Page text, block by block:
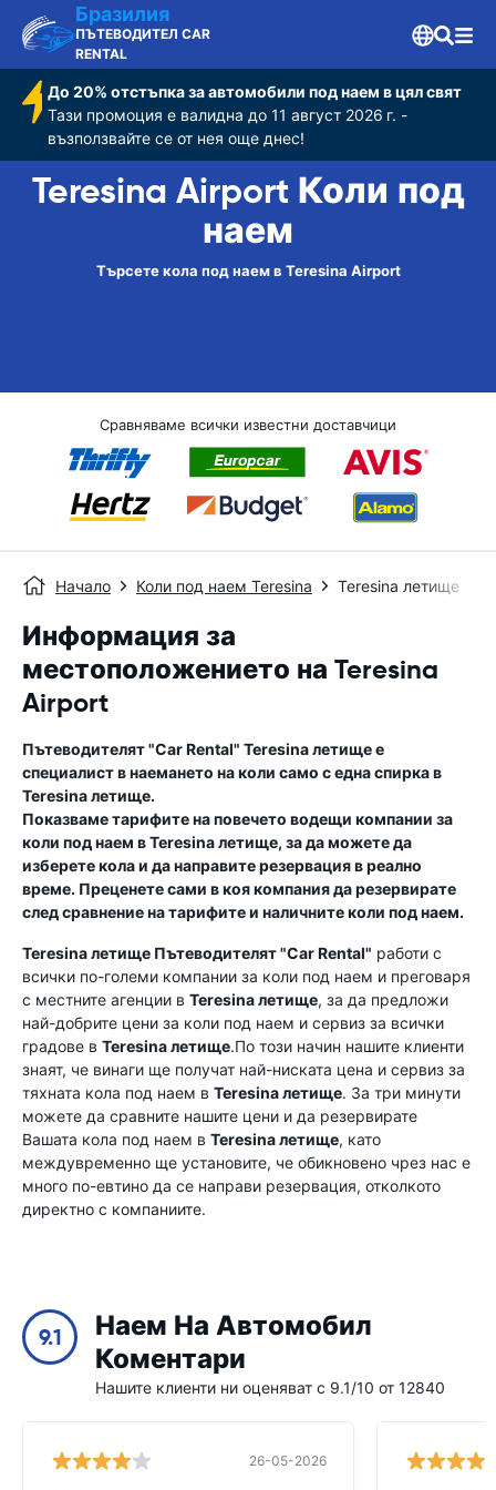
Бразилия
ПЪТЕВОДИТЕЛ CAR
RENTAL
До 20% отстъпка за автомобили под наем в цял свят
Тази промоция е валидна до 11 август 2026 г. -
възползвайте се от нея още днес!
Teresina Airport Коли под
наем
Търсете кола под наем в Teresina Airport
Сравняваме всички известни доставчици
Начало Коли под наем Teresina Teresina летище
Информация за
местоположението на Teresina
Airport
Пътеводителят "Car Rental" Teresina летищее
специалист в наемането на коли само с една спирка в
Teresina летище.
Показваме тарифите на повечето водещи компании за
коли под наем вTeresina летище, за да можете да
изберете кола и да направите резервация в реално
време. Преценете сами в коя компания да резервирате
след сравнение на тарифите и наличните коли под наем.
Teresina летище Пътеводителят "Car Rental" работи с
всички по-големи компании за коли под наем и преговаря
с местните агенции в Teresina летище, за да предложи
най-добрите цени за коли под наем и сервиз за всички
градове в Teresina летище.По този начин нашите клиенти
знаят, че винаги ще получат най-ниската цена и сервиз за
тяхната кола под наем в Teresina летище. За три минути
можете да сравните нашите цени и да резервирате
Вашата кола под наем в Teresina летище, като
междувременно ще установите, че обикновено чрез нас е
много по-евтино да се направи резервация, отколкото
директно с компаниите.
9.1
Наем На Автомобил
Коментари
Нашите клиенти ни оценяват с 9.1/10 от 12840
26-05-2026